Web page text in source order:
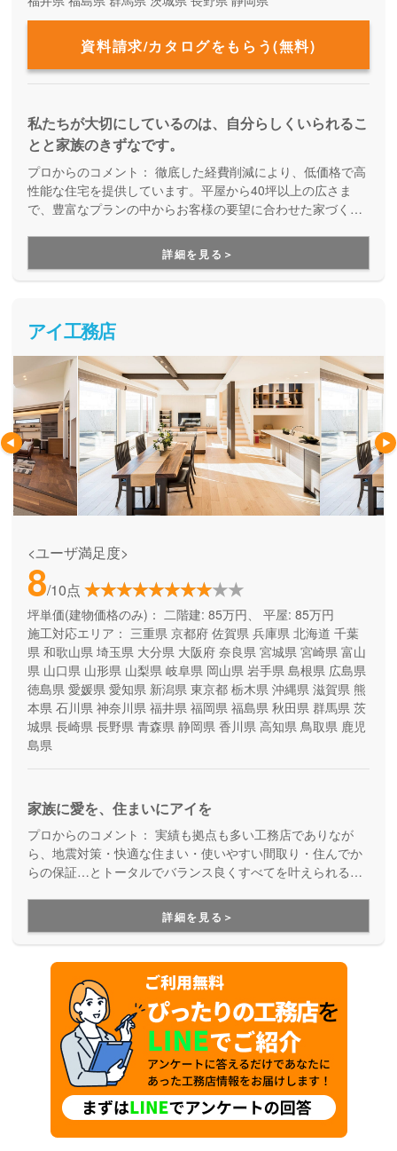
資料請求/カタログをもらう(無料)
私たちが大切にしているのは、自分らしくいられるこ
とと家族のきずなです。
プロからのコメント： 徹底した経費削減により、低価格で高
性能な住宅を提供しています。平屋から40坪以上の広さま
で、豊富なプランの中からお客様の要望に合わせた家づくり
ず、予算内で快適な住まいを建てたい方にオススメです。
詳細を見る＞
アイ工務店
<ユーザ満足度>
8/10点
坪単価(建物価格のみ)： 二階建: 85万円、 平屋: 85万円
施工対応エリア： 三重県 京都府 佐賀県 兵庫県 北海道 千葉
県 和歌山県 埼玉県 大分県 大阪府 奈良県 宮城県 宮崎県 富山
県 山口県 山形県 山梨県 岐阜県 岡山県 岩手県 島根県 広島県
徳島県 愛媛県 愛知県 新潟県 東京都 栃木県 沖縄県 滋賀県 熊
本県 石川県 神奈川県 福井県 福岡県 福島県 秋田県 群馬県 茨
城県 長崎県 長野県 青森県 静岡県 香川県 高知県 鳥取県 鹿児
島県
家族に愛を、住まいにアイを
プロからのコメント： 実績も拠点も多い工務店でありなが
ら、地震対策・快適な住まい・使いやすい間取り・住んでか
らの保証…とトータルでバランス良くすべてを叶えられる家
用できる間取り提案も得意なので、末長く安心して暮らせる
住まいをお求めの方、安心できるプロにまるっとお任せした
い方にもお勧めしています。
詳細を見る＞